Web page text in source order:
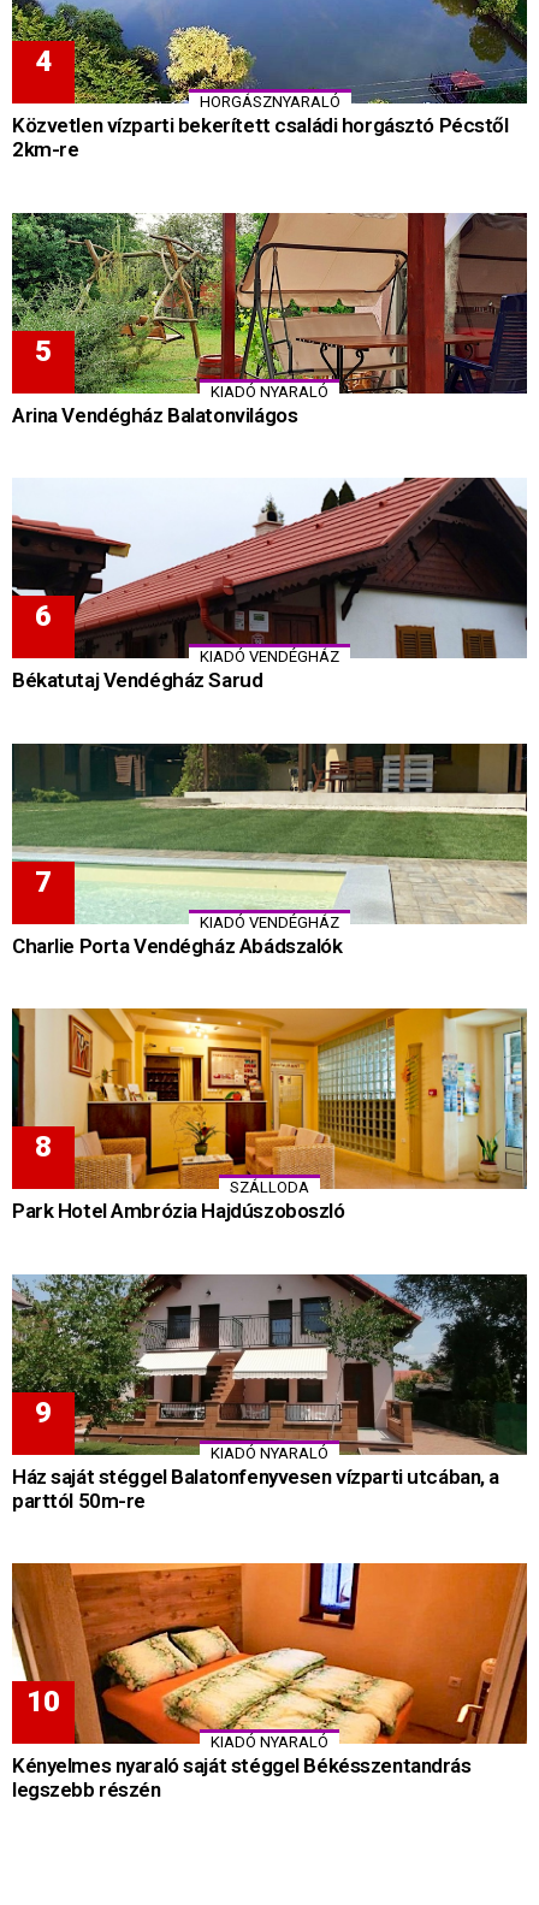
HORGÁSZNYARALÓ
Közvetlen vízparti bekerített családi horgásztó Pécstől
2km-re
KIADÓ NYARALÓ
Arina Vendégház Balatonvilágos
KIADÓ VENDÉGHÁZ
Békatutaj Vendégház Sarud
KIADÓ VENDÉGHÁZ
Charlie Porta Vendégház Abádszalók
SZÁLLODA
Park Hotel Ambrózia Hajdúszoboszló
KIADÓ NYARALÓ
Ház saját stéggel Balatonfenyvesen vízparti utcában, a
parttól 50m-re
KIADÓ NYARALÓ
Kényelmes nyaraló saját stéggel Békésszentandrás
legszebb részén